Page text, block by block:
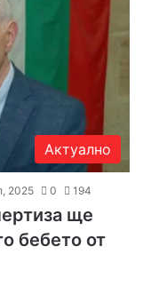
Актуално
2025 0 194
ще
бебето от